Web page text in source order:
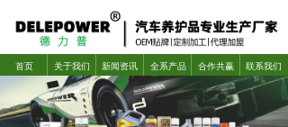
首页 关于我们 新闻资讯 全系产品 合作共赢 联系我们